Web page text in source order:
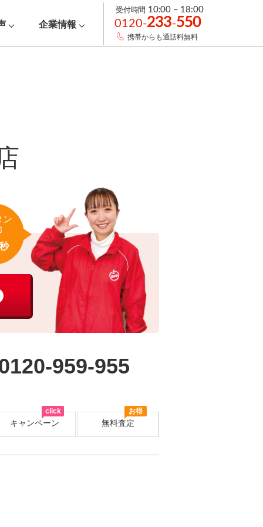
企業情報
受付時間 10:00 – 18:00
0120-233-550
携帯からも通話料無料
ン
秒
959-955
キャンペーン
お得
無料査定
click